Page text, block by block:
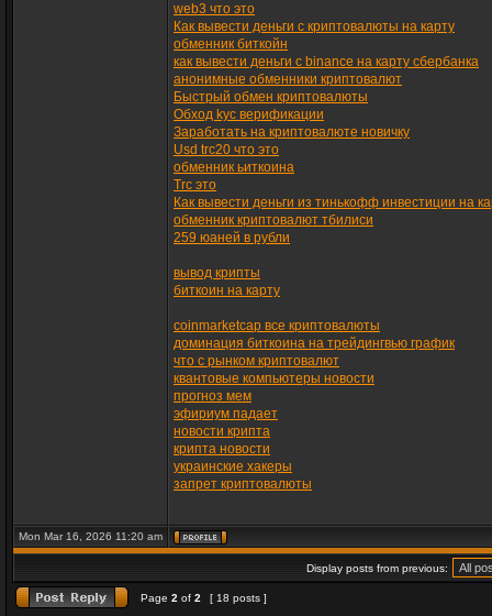
web3 что это
Как вывести деньги с криптовалюты на карту
обменник биткойн
как вывести деньги с binance на карту сбербанка
анонимные обменники криптовалют
Быстрый обмен криптовалюты
Обход kyc верификации
Заработать на криптовалюте новичку
Usd trc20 что это
обменник ьиткоина
Trc это
Как вывести деньги из тинькофф инвестиции на
обменник криптовалют тбилиси
259 юаней в рубли
вывод крипты
биткоин на карту
coinmarketcap все криптовалюты
доминация биткоина на трейдингвью график
что с рынком криптовалют
квантовые компьютеры новости
прогноз мем
эфириум падает
новости крипта
крипта новости
украинские хакеры
запрет криптовалюты
Mon Mar 16, 2026 11:20 am
Display posts from previous:
Page 2 of 2 [ 18 posts ]